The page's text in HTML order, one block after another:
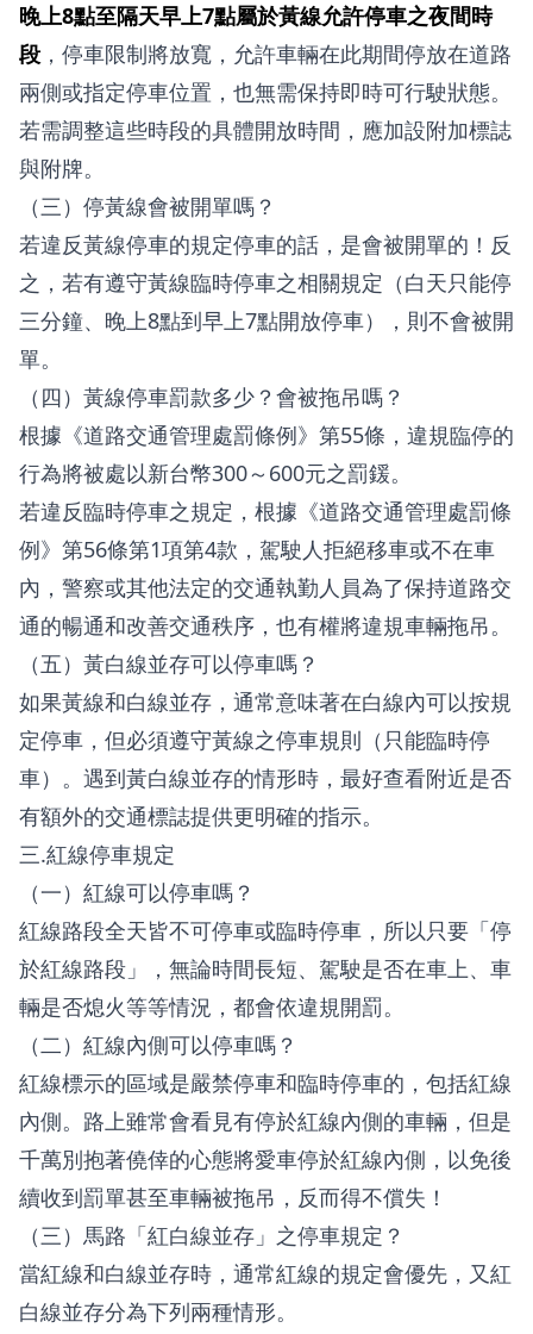
晚上8點至隔天早上7點屬於黃線允許停車之夜間時
段 ，停車限制將放寬，允許車輛在此期間停放在道路
兩側或指定停車位置，也無需保持即時可行駛狀態。
若需調整這些時段的具體開放時間，應加設附加標誌
與附牌。
（三）停黃線會被開單嗎？
若違反黃線停車的規定停車的話，是會被開單的！反
之，若有遵守黃線臨時停車之相關規定（白天只能停
三分鐘、晚上8點到早上7點開放停車），則不會被開
單。
（四）黃線停車罰款多少？會被拖吊嗎？
根據《道路交通管理處罰條例》第55條，違規臨停的
行為將被處以新台幣300～600元之罰鍰。
若違反臨時停車之規定，根據《道路交通管理處罰條
例》第56條第1項第4款，駕駛人拒絕移車或不在車
內，警察或其他法定的交通執勤人員為了保持道路交
通的暢通和改善交通秩序，也有權將違規車輛拖吊。
（五）黃白線並存可以停車嗎？
如果黃線和白線並存，通常意味著在白線內可以按規
定停車，但必須遵守黃線之停車規則（只能臨時停
車）。遇到黃白線並存的情形時，最好查看附近是否
有額外的交通標誌提供更明確的指示。
三.紅線停車規定
（一）紅線可以停車嗎？
紅線路段全天皆不可停車或臨時停車，所以只要「停
於紅線路段」，無論時間長短、駕駛是否在車上、車
輛是否熄火等等情況，都會依違規開罰。
（二）紅線內側可以停車嗎？
紅線標示的區域是嚴禁停車和臨時停車的，包括紅線
內側。路上雖常會看見有停於紅線內側的車輛，但是
千萬別抱著僥倖的心態將愛車停於紅線內側，以免後
續收到罰單甚至車輛被拖吊，反而得不償失！
（三）馬路「紅白線並存」之停車規定？
當紅線和白線並存時，通常紅線的規定會優先，又紅
白線並存分為下列兩種情形。